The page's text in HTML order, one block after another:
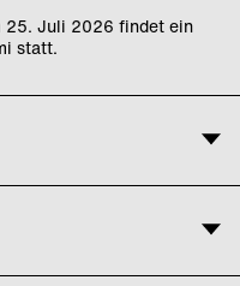
25. Juli 2026 findet ein
statt.